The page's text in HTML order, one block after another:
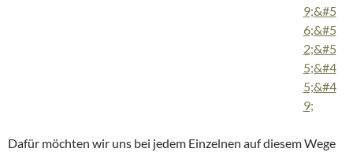
Dafür möchten wir uns bei jedem Einzelnen auf diesem Wege